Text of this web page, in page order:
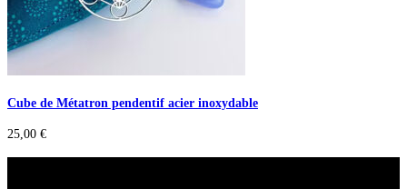
Cube de Métatron pendentif acier inoxydable
25,00 €